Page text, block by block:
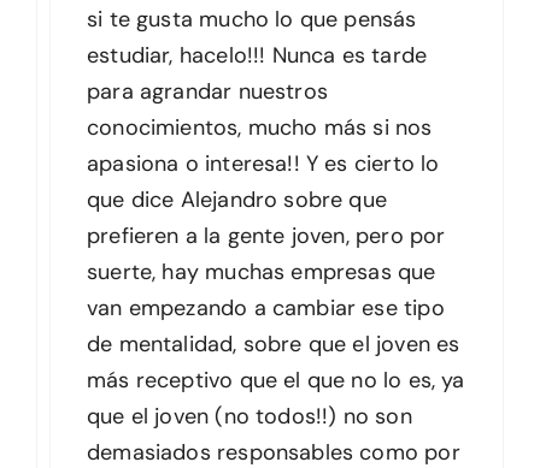
si te gusta mucho lo que pensás
estudiar, hacelo!!! Nunca es tarde
para agrandar nuestros
conocimientos, mucho más si nos
apasiona o interesa!! Y es cierto lo
que dice Alejandro sobre que
prefieren a la gente joven, pero por
suerte, hay muchas empresas que
van empezando a cambiar ese tipo
de mentalidad, sobre que el joven es
más receptivo que el que no lo es, ya
que el joven (no todos!!) no son
demasiados responsables como por